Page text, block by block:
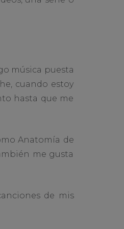
música puesta
cuando estoy
hasta que me
Anatomía de
me gusta
de mis